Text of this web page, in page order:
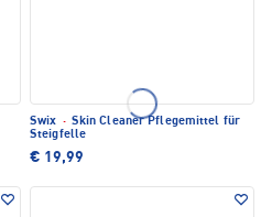
Swix · Skin Cleaner Pflegemittel für
Steigfelle
€ 19,99